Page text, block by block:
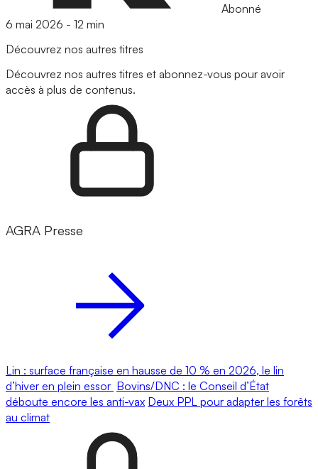
Abonné
6 mai 2026 - 12 min
Découvrez nos autres titres
Découvrez nos autres titres et abonnez-vous pour avoir
accès à plus de contenus.
AGRA Presse
Lin : surface française en hausse de 10 % en 2026, le lin
d’hiver en plein essor Bovins/DNC : le Conseil d’État
déboute encore les anti-vax Deux PPL pour adapter les forêts
au climat